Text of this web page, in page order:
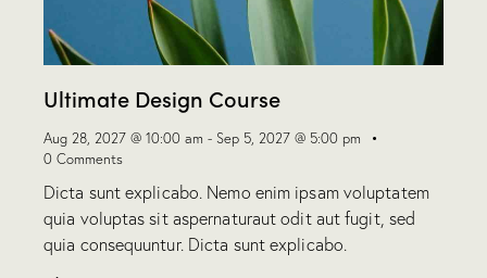
Ultimate Design Course
Aug 28, 2027 @ 10:00 am - Sep 5, 2027 @ 5:00 pm
0 Comments
Dicta sunt explicabo. Nemo enim ipsam voluptatem
quia voluptas sit aspernaturaut odit aut fugit, sed
quia consequuntur. Dicta sunt explicabo.